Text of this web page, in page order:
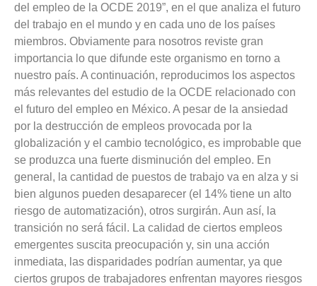
del empleo de la OCDE 2019”, en el que analiza el futuro
del trabajo en el mundo y en cada uno de los países
miembros. Obviamente para nosotros reviste gran
importancia lo que difunde este organismo en torno a
nuestro país. A continuación, reproducimos los aspectos
más relevantes del estudio de la OCDE relacionado con
el futuro del empleo en México. A pesar de la ansiedad
por la destrucción de empleos provocada por la
globalización y el cambio tecnológico, es improbable que
se produzca una fuerte disminución del empleo. En
general, la cantidad de puestos de trabajo va en alza y si
bien algunos pueden desaparecer (el 14% tiene un alto
riesgo de automatización), otros surgirán. Aun así, la
transición no será fácil. La calidad de ciertos empleos
emergentes suscita preocupación y, sin una acción
inmediata, las disparidades podrían aumentar, ya que
ciertos grupos de trabajadores enfrentan mayores riesgos